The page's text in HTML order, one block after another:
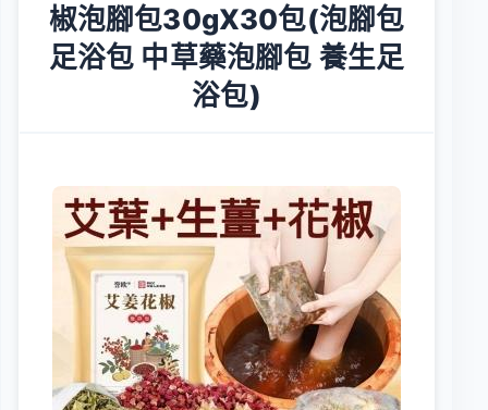
椒泡腳包30gX30包(泡腳包
足浴包 中草藥泡腳包 養生足
浴包)